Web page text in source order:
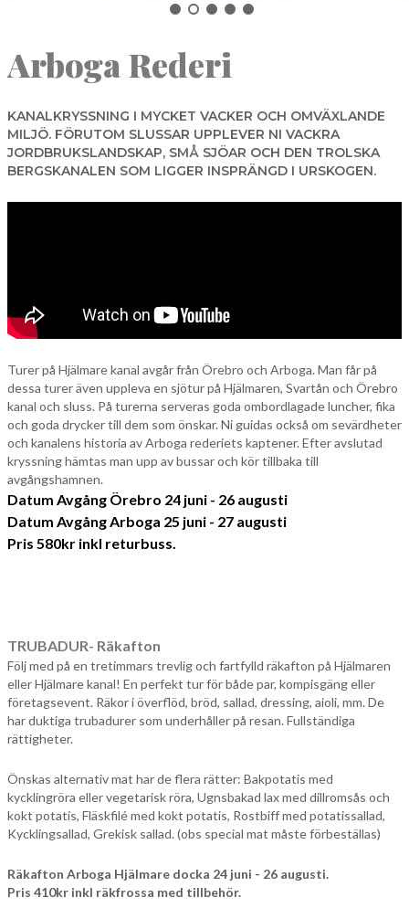
SALA
SKINNSKATTEBERG
SURAHAMMAR
VÄSTERÅS
Sök
Arboga Rederi
KANALKRYSSNING I MYCKET VACKER OCH OMVÄXLANDE
MILJÖ. FÖRUTOM SLUSSAR UPPLEVER NI VACKRA
JORDBRUKSLANDSKAP, SMÅ SJÖAR OCH DEN TROLSKA
BERGSKANALEN SOM LIGGER INSPRÄNGD I URSKOGEN.
Turer på Hjälmare kanal avgår från Örebro och Arboga. Man får på
dessa turer även uppleva en sjötur på Hjälmaren, Svartån och Örebro
kanal och sluss. På turerna serveras goda ombordlagade luncher, fika
och goda drycker till dem som önskar. Ni guidas också om sevärdheter
och kanalens historia av Arboga rederiets kaptener. Efter avslutad
kryssning hämtas man upp av bussar och kör tillbaka till
avgångshamnen.
Datum Avgång Örebro 24 juni - 26 augusti
Datum Avgång Arboga 25 juni - 27 augusti
Pris 580kr inkl returbuss.
TRUBADUR- Räkafton
Följ med på en tretimmars trevlig och fartfylld räkafton på Hjälmaren
eller Hjälmare kanal! En perfekt tur för både par, kompisgäng eller
företagsevent. Räkor i överflöd, bröd, sallad, dressing, aioli, mm. De
har duktiga trubadurer som underhåller på resan. Fullständiga
rättigheter.
Önskas alternativ mat har de flera rätter: Bakpotatis med
kycklingröra eller vegetarisk röra, Ugnsbakad lax med dillromsås och
kokt potatis, Fläskfilé med kokt potatis, Rostbiff med potatissallad,
Kycklingsallad, Grekisk sallad. (obs special mat måste förbeställas)
Räkafton Arboga Hjälmare docka 24 juni - 26 augusti.
Pris 410kr inkl räkfrossa med tillbehör.